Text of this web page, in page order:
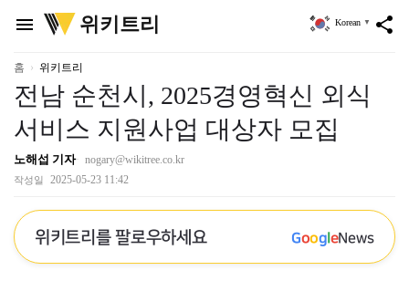
menu
위
키
리
위키트리 share
Korean ▼
홈 위키트리
전남 순천시, 2025경영혁신 외식
서비스 지원사업 대상자 모집
노해섭 기자 nogary@wikitree.co.kr
작성일 2025-05-23 11:42
위키트리를 팔로우하세요 GoogleNews